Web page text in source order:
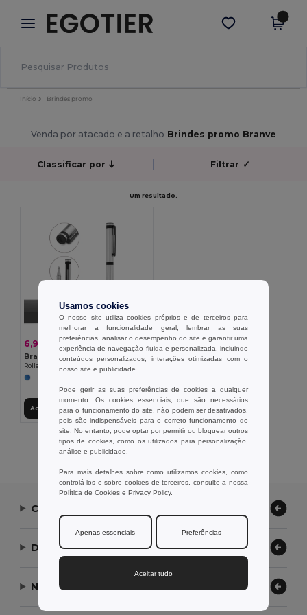
× App Egotier
Melhores preços na app!
Obter app
Início Brindes promo
Venda por atacado e a retalho Brindes promo Branve
Classificar por Filtrar ✓
Um resultado.
6,99 € 10,45 € -33%
Branve 81208
Adicionar ao Carrinho
Exibindo Todos Os Produtos.
Contate-nos
Deixe-nos ajudar
Nossa Empresa
Usamos cookies
O nosso site utiliza cookies próprios e de terceiros para
melhorar a funcionalidade geral, lembrar as suas
preferências, analisar o desempenho do site e garantir uma
experiência de navegação fluida e personalizada, incluindo
conteúdos personalizados, interações otimizadas com o
nosso site e publicidade.
Pode gerir as suas preferências de cookies a qualquer
momento. Os cookies essenciais, que são necessários
para o funcionamento do site, não podem ser desativados,
pois são indispensáveis para o correto funcionamento do
site. No entanto, pode optar por permitir ou bloquear outros
tipos de cookies, como os utilizados para personalização,
análise e publicidade.
Para mais detalhes sobre como utilizamos cookies, como
controlá-los e sobre cookies de terceiros, consulte a nossa
Política de Cookies e Privacy Policy.
Apenas essenciais Preferências
Aceitar tudo